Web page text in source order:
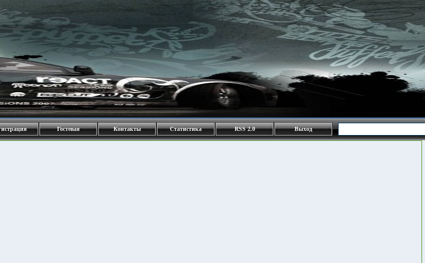
Гостевая Контакты Статистика RSS 2.0 Выход